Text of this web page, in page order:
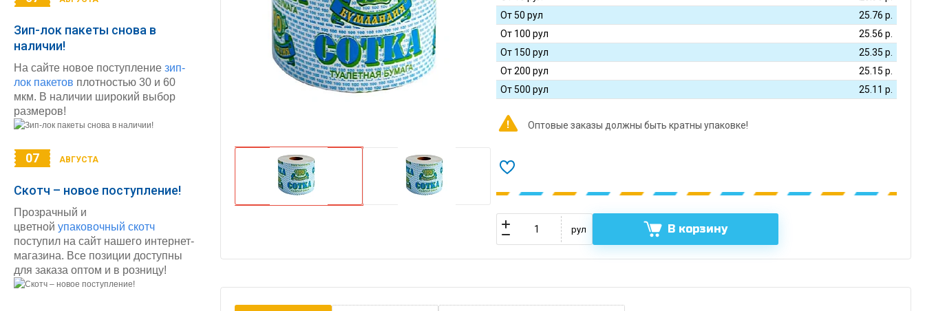
От 50 рул
25.76 р.
От 100 рул
25.56 р.
От 150 рул
25.35 р.
От 200 рул
25.15 р.
От 500 рул
25.11 р.
Оптовые заказы должны быть кратны упаковке!
рул В корзину
Зип-лок пакеты снова в
наличии!
На сайте новое поступление зип-
лок пакетов плотностью 30 и 60
мкм. В наличии широкий выбор
размеров!
07 АВГУСТА
Скотч – новое поступление!
Прозрачный и
цветной упаковочный скотч
поступил на сайт нашего интернет-
магазина. Все позиции доступны
для заказа оптом и в розницу!